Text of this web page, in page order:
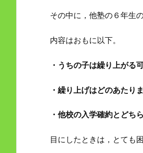
その中に，他塾の６年生
内容はおもに以下。
・うちの子は繰り上がる
・繰り上げはどのあたり
・他校の入学確約とどち
目にしたときは，とても